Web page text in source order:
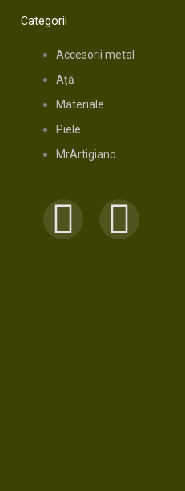
Categorii
Accesorii metal
Ață
Materiale
Piele
MrArtigiano
F
I